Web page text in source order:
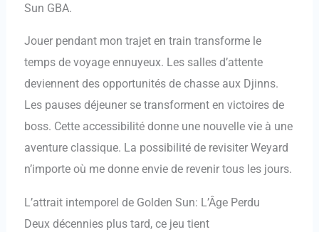
Sun GBA.
Jouer pendant mon trajet en train transforme le
temps de voyage ennuyeux. Les salles d’attente
deviennent des opportunités de chasse aux Djinns.
Les pauses déjeuner se transforment en victoires de
boss. Cette accessibilité donne une nouvelle vie à une
aventure classique. La possibilité de revisiter Weyard
n’importe où me donne envie de revenir tous les jours.
L’attrait intemporel de Golden Sun: L’Âge Perdu
Deux décennies plus tard, ce jeu tient